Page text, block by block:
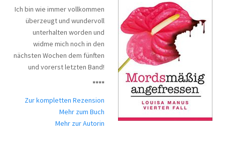
Ich bin wie immer vollkommen
überzeugt und wundervoll
unterhalten worden und
widme mich noch in den
nächsten Wochen dem fünften
und vorerst letzten Band!
****
Zur kompletten Rezension
Mehr zum Buch
Mehr zur Autorin